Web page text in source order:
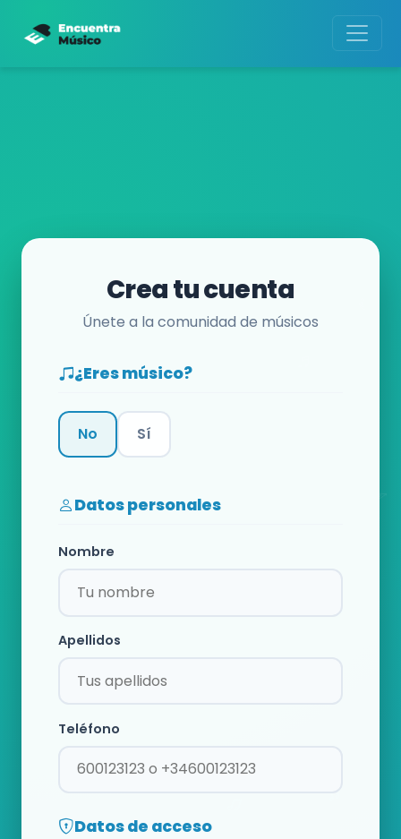
Crea tu cuenta
Únete a la comunidad de músicos
¿Eres músico?
No Sí
Datos personales
Nombre
Apellidos
Teléfono
Datos de acceso